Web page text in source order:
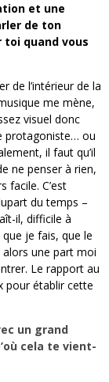
et une
de ton
toi quand vous
de l’intérieur de la
me mène,
visuel donc
protagoniste… ou
il faut qu’il
ne penser à rien,
facile. C’est
du temps –
il, difficile à
je fais, que le
une part moi
Le rapport au
pour établir cette
un grand
cela te vient-